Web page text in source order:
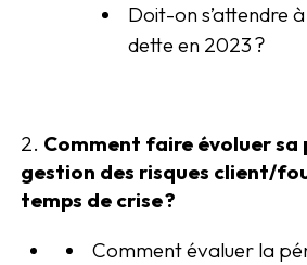
Doit-on s’attendre
dette en 2023 ?
2. Comment faire évoluer sa
gestion des risques client/
temps de crise ?
Comment évaluer la